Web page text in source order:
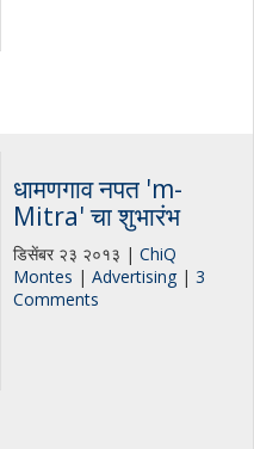
धामणगाव नपत 'm-
Mitra' चा शुभारंभ
डिसेंबर २३ २०१३ | ChiQ
Montes | Advertising | 3
Comments